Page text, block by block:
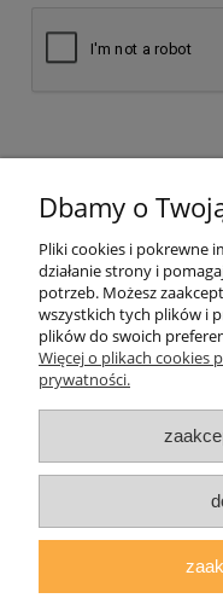
Dbamy o
Pliki cookies i pokrewne
działanie strony i
potrzeb. Możesz
wszystkich tych plików i
plików do swoich
Więcej o plikach cookies
prywatności.